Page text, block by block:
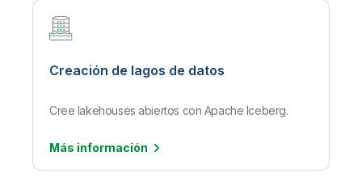
Creación de lagos de datos
Cree lakehouses abiertos con Apache Iceberg.
Más información